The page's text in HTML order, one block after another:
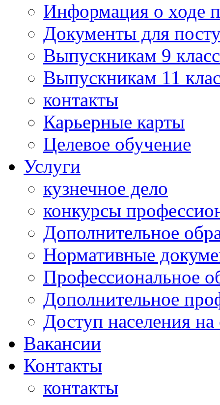
Информация о ходе
Документы для
Выпускникам 9
Выпускникам 11
контакты
Карьерные карты
Целевое обучение
Услуги
кузнечное дело
конкурсы
Дополнительное
Нормативные
Профессиональное
Дополнительное
Доступ населения
Вакансии
Контакты
контакты